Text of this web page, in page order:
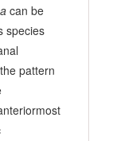
can be
species
pattern